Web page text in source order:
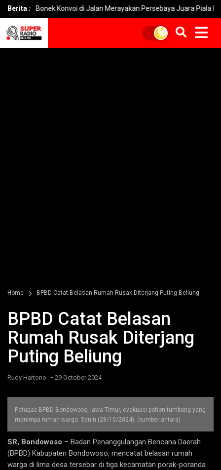
Berita :
Bonek Konvoi di Jalan Merayakan Persebaya Juara Piala Presiden
Home BPBD Catat Belasan Rumah Rusak Diterjang Puting Beliung
BPBD Catat Belasan
Rumah Rusak Diterjang
Puting Beliung
Rudy Hartono - 29 October 2024
Petugas BPBD Bondowoso, jawa Timur, evakuasi pohon tumbang yang
menimpa rumah warga. Senin (28/10/2024). (sumber:antara)
SR, Bondowoso – Badan Penanggulangan Bencana Daerah
(BPBD) Kabupaten Bondowoso, mencatat belasan rumah
warga di lima desa tersebar di tiga kecamatan porak-poranda